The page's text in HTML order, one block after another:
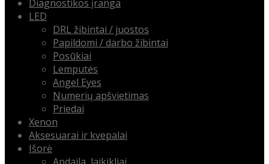
Diagnostikos įranga
LED
DRL žibintai / juostos
Papildomi / darbo žibintai
Posūkiai
Lemputės
Angel Eyes
Numerių apšvietimas
Priedai
Xenon
Aksesuarai ir kvepalai
Išorė